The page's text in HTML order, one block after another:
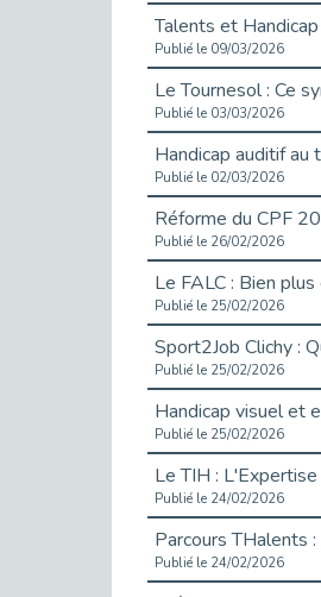
Publié le 09/03/2026
Publié le 03/03/2026
Publié le 02/03/2026
Publié le 26/02/2026
Publié le 25/02/2026
Publié le 25/02/2026
Publié le 25/02/2026
Publié le 24/02/2026
Publié le 24/02/2026